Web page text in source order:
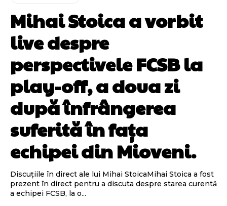
Mihai Stoica a vorbit
live despre
perspectivele FCSB la
play-off, a doua zi
după înfrângerea
suferită în fața
echipei din Mioveni.
Discuțiile în direct ale lui Mihai StoicaMihai Stoica a fost
prezent în direct pentru a discuta despre starea curentă
a echipei FCSB, la o...